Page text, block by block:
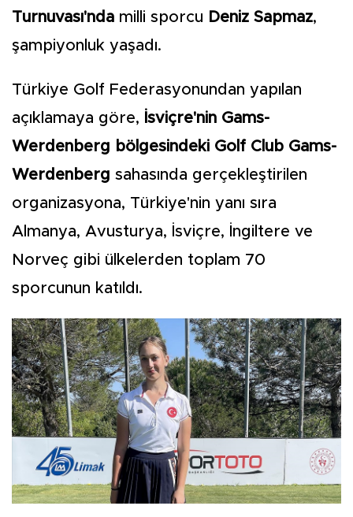
Turnuvası'nda milli sporcu Deniz Sapmaz,
şampiyonluk yaşadı.
Türkiye Golf Federasyonundan yapılan
açıklamaya göre, İsviçre'nin Gams-
Werdenberg bölgesindeki Golf Club Gams-
Werdenberg sahasında gerçekleştirilen
organizasyona, Türkiye'nin yanı sıra
Almanya, Avusturya, İsviçre, İngiltere ve
Norveç gibi ülkelerden toplam 70
sporcunun katıldı.